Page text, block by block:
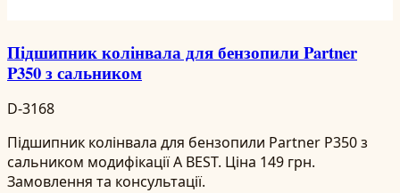
Підшипник колінвала для бензопили Partner
P350 з сальником
D-3168
Підшипник колінвала для бензопили Partner P350 з
сальником модифікації A BEST. Ціна 149 грн.
Замовлення та консультації.